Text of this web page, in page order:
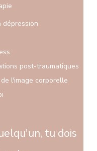
post-traumatiques
l'image corporelle
tu dois